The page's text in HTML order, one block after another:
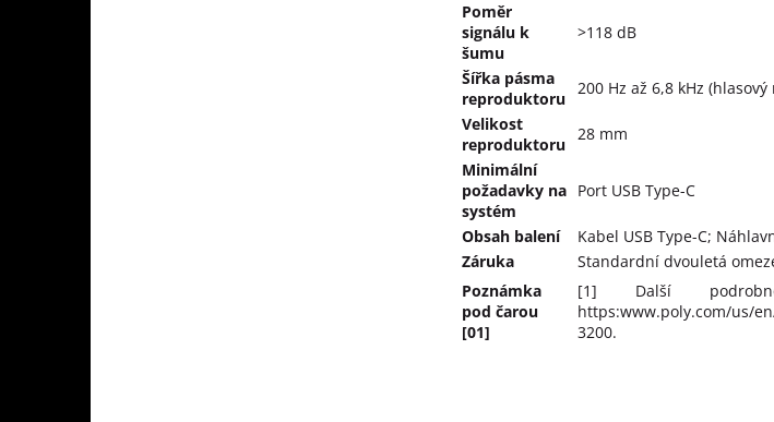
Poměr
signálu k
šumu
>118 dB
Šířka pásma
reproduktoru
200 Hz až 6,8 kHz
Velikost
reproduktoru
28 mm
Minimální
požadavky na
systém
Port USB Type-C
Obsah balení
Kabel USB Type-C;
Záruka
Standardní dvouletá
Poznámka
pod čarou
[01]
[1] Další
https:www.poly.com/us/
3200.